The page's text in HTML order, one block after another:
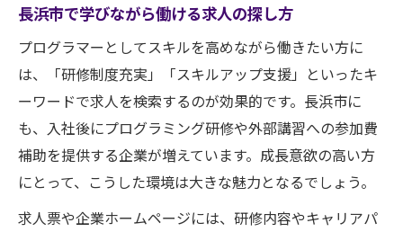
長浜市で学びながら働ける求人の探し方
プログラマーとしてスキルを高めながら働きたい方に
は、「研修制度充実」「スキルアップ支援」といったキ
ーワードで求人を検索するのが効果的です。長浜市に
も、入社後にプログラミング研修や外部講習への参加費
補助を提供する企業が増えています。成長意欲の高い方
にとって、こうした環境は大きな魅力となるでしょう。
求人票や企業ホームページには、研修内容やキャリアパ